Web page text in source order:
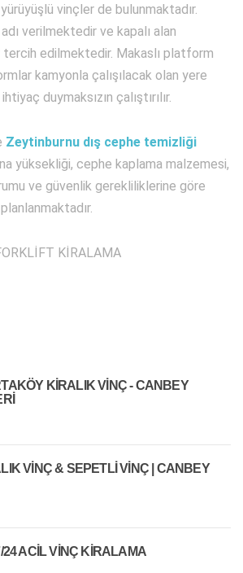
vinçler de bulunmaktadır.
verilmektedir ve kapalı alan
tercih edilmektedir. Makaslı platform
kamyonla çalışılacak olan yere
duymaksızın çalıştırılır.
Zeytinburnu dış cephe temizliği
yüksekliği, cephe kaplama malzemesi,
ve güvenlik gerekliliklerine göre
KİRALAMA
KIRALIK VINÇ - CANBEY
VINÇ & SEPETLI VINÇ | CANBEY
24 ACIL VINÇ KIRALAMA